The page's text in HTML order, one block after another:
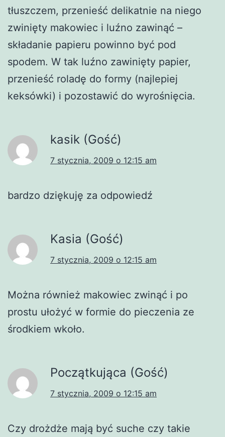
tłuszczem, przenieść delikatnie na niego
zwinięty makowiec i luźno zawinąć –
składanie papieru powinno być pod
spodem. W tak luźno zawinięty papier,
przenieść roladę do formy (najlepiej
keksówki) i pozostawić do wyrośnięcia.
kasik (Gość)
7 stycznia, 2009 o 12:15 am
bardzo dziękuję za odpowiedź
Kasia (Gość)
7 stycznia, 2009 o 12:15 am
Można również makowiec zwinąć i po
prostu ułożyć w formie do pieczenia ze
środkiem wkoło.
Początkująca (Gość)
7 stycznia, 2009 o 12:15 am
Czy drożdże mają być suche czy takie